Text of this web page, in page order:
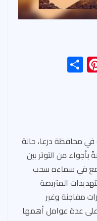
Pi
nt
محافظة درعا، حالة
من التوتر بين
في سماءه سحب
المتربصة
مفاجئة وغير
عدة عوامل أهمها